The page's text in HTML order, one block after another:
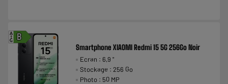
B
A
G
Smartphone XIAOMI Redmi 15 5G 256Go Noir
Ecran : 6,9 "
Stockage : 256 Go
Photo : 50 MP